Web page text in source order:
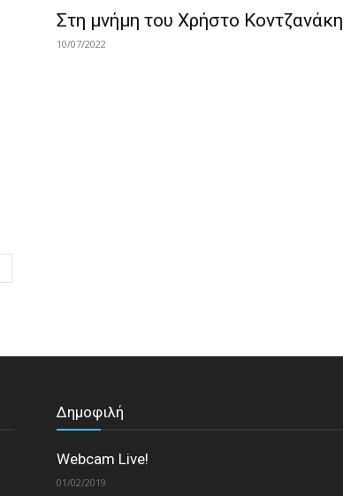
Στη μνήμη του Χρήστο Κοντζανάκη
10/07/2022
Δημοφιλή
Webcam Live!
01/02/2019